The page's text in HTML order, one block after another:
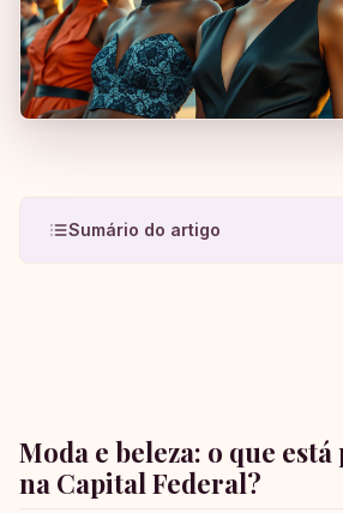
Sumário do artigo
Moda e beleza: o que
na Capital Federal?